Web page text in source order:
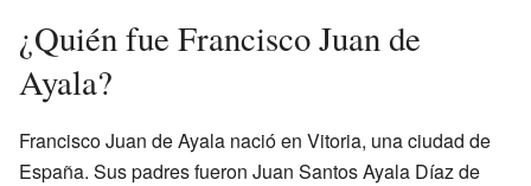
¿Quién fue Francisco Juan de
Ayala?
Francisco Juan de Ayala nació en Vitoria, una ciudad de
España. Sus padres fueron Juan Santos Ayala Díaz de